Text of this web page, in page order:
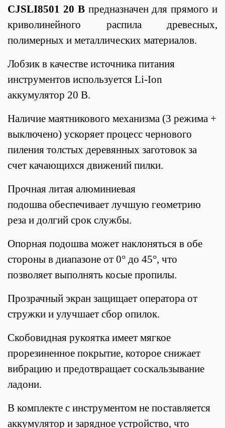
CJSLI8501 20 Впредназначен для прямого и
криволинейного распила древесных,
полимерных и металлических материалов.
Лобзик в качестве источника питания
инструментов используется Li-Ion
аккумулятор 20 В.
Наличие маятникового механизма (3 режима +
выключено) ускоряет процесс чернового
пиления толстых деревянных заготовок за
счет качающихся движений пилки.
Прочная литая алюминиевая
подошва обеспечивает лучшую геометрию
реза и долгий срок службы.
Опорная подошва может наклоняться в обе
стороны в диапазоне от 0° до 45°, что
позволяет выполнять косые пропилы.
Прозрачный экран защищает оператора от
стружки и улучшает сбор опилок.
Скобовидная рукоятка имеет мягкое
прорезиненное покрытие, которое снижает
вибрацию и предотвращает соскальзывание
ладони.
В комплекте с инструментом не поставляется
аккумулятор и зарядное устройство, что